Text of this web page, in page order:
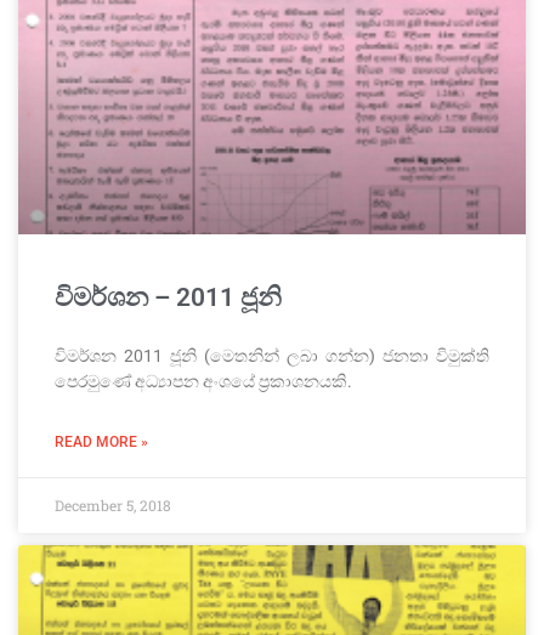
විමර්ශන – 2011 ජූනි
විමර්ශන 2011 ජූනි (මෙතනින් ලබා ගන්න) ජනතා විමුක්ති
පෙරමුණේ අධ්‍යාපන අංශයේ ප්‍රකාශනයකි.
READ MORE »
December 5, 2018